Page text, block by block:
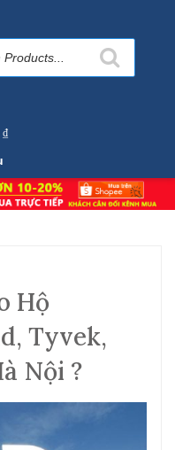
₫
Hộ
Tyvek,
Nội ?